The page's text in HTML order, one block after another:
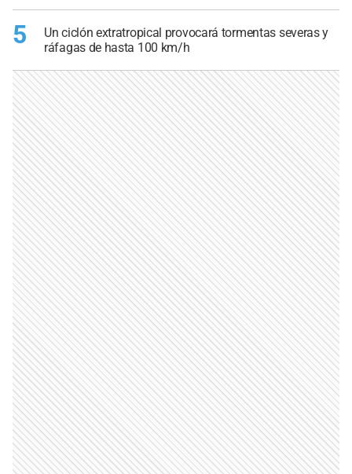
5
Un ciclón extratropical provocará tormentas severas y
ráfagas de hasta 100 km/h